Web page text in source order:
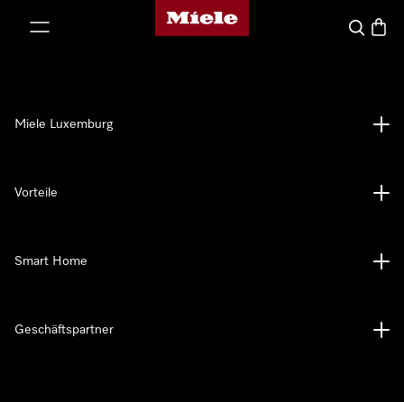
Miele-Homepage
Suche
Miele Luxemburg
Vorteile
Smart Home
Geschäftspartner